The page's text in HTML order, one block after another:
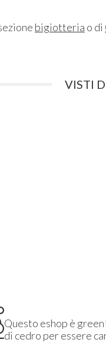
bigiotteria o di
VISTI
Questo eshop è
di cedro per essere